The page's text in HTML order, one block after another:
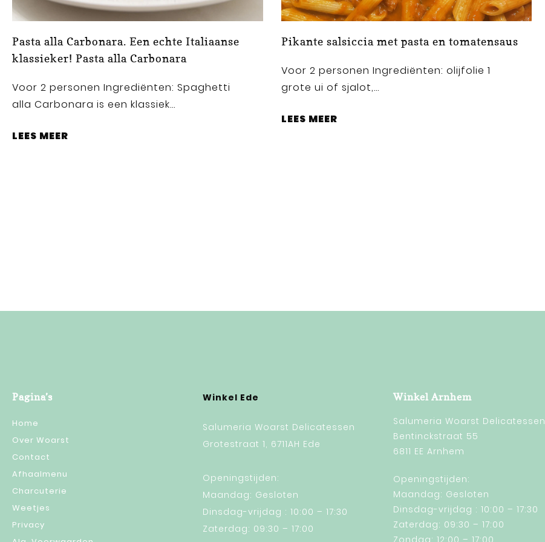
Pasta alla Carbonara. Een echte Italiaanse
klassieker! Pasta alla Carbonara
Voor 2 personen Ingrediënten: Spaghetti
alla Carbonara is een klassiek...
LEES MEER
Pikante salsiccia met pasta en tomatensaus
Voor 2 personen Ingrediënten: olijfolie 1
grote ui of sjalot,...
LEES MEER
Pagina’s
Home
Over Woarst
Contact
Afhaalmenu
Charcuterie
Weetjes
Privacy
Winkel Ede
Salumeria Woarst Delicatessen
Grotestraat 1, 6711AH Ede
Openingstijden:
Maandag: Gesloten
Dinsdag-vrijdag : 10:00 – 17:30
Zaterdag: 09:30 – 17:00
Winkel Arnhem
Salumeria Woarst Delicatessen
Bentinckstraat 55
6811 EE Arnhem
Openingstijden:
Maandag: Gesloten
Dinsdag-vrijdag : 10:00 – 17:30
Zaterdag: 09:30 – 17:00